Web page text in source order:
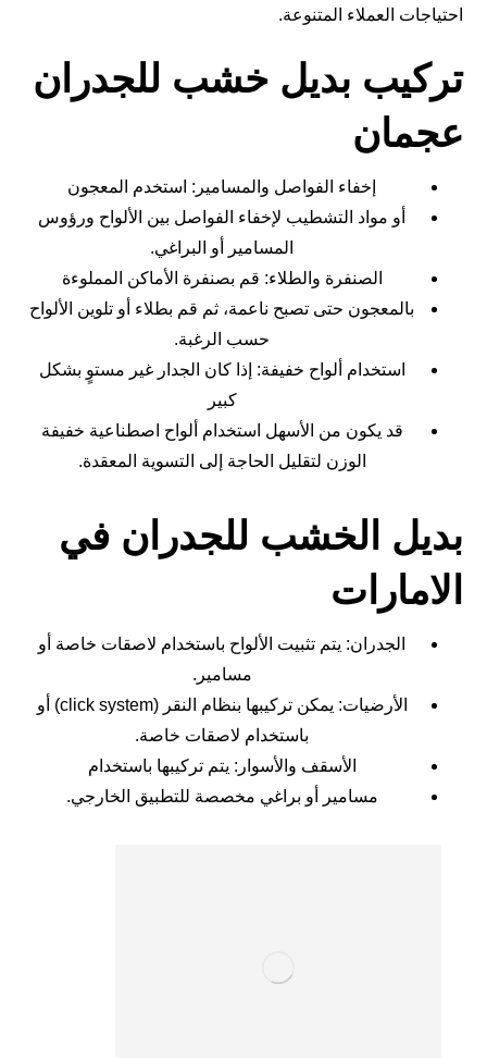
احتياجات العملاء المتنوعة.
تركيب بديل خشب للجدران
عجمان
إخفاء الفواصل والمسامير: استخدم المعجون
أو مواد التشطيب لإخفاء الفواصل بين الألواح ورؤوس
المسامير أو البراغي.
الصنفرة والطلاء: قم بصنفرة الأماكن المملوءة
بالمعجون حتى تصبح ناعمة، ثم قم بطلاء أو تلوين الألواح
حسب الرغبة.
استخدام ألواح خفيفة: إذا كان الجدار غير مستوٍ بشكل
كبير
قد يكون من الأسهل استخدام ألواح اصطناعية خفيفة
الوزن لتقليل الحاجة إلى التسوية المعقدة.
‏بديل الخشب للجدران في
الامارات
الجدران: يتم تثبيت الألواح باستخدام لاصقات خاصة أو
مسامير.
الأرضيات: يمكن تركيبها بنظام النقر (click system) أو
باستخدام لاصقات خاصة.
الأسقف والأسوار: يتم تركيبها باستخدام
مسامير أو براغي مخصصة للتطبيق الخارجي.